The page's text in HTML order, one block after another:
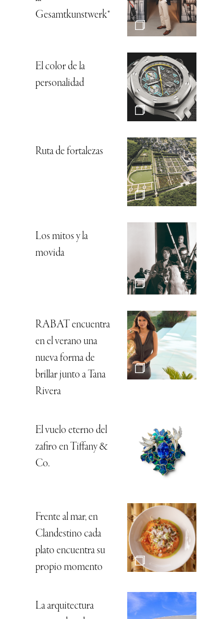
Gesamtkunstwerk*
El color de la
personalidad
Ruta de fortalezas
Los mitos y la
movida
RABAT encuentra
en el verano una
nueva forma de
brillar junto a Tana
Rivera
El vuelo eterno del
zafiro en Tiffany &
Co.
Frente al mar, en
Clandestino cada
plato encuentra su
propio momento
La arquitectura